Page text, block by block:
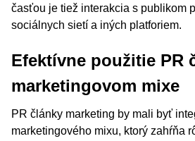
časťou je tiež interakcia s publikom
sociálnych sietí a iných platforiem.
Efektívne použitie PR
marketingovom mixe
PR články marketing by mali byť
marketingového mixu, ktorý zahŕňa